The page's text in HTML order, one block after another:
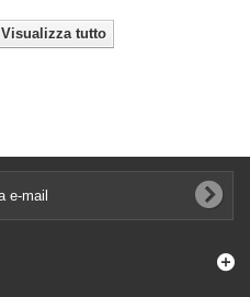
Visualizza tutto